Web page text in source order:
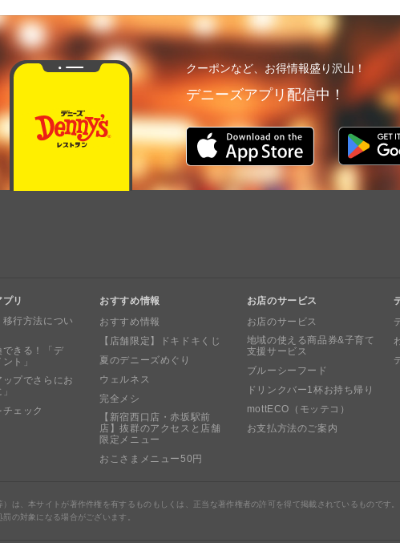
クーポンなど、お得情報盛り沢山！
デニーズアプリ配信中！
リ
移行方法につい
できる！「デ
ト」
ップでさらにお
ェック
おすすめ情報
おすすめ情報
【店舗限定】ドキドキくじ
夏のデニーズめぐり
ウェルネス
完全メシ
【新宿西口店・赤坂駅前
店】抜群のアクセスと店舗
限定メニュー
おこさまメニュー50円
お店のサービス
お店のサービス
地域の使える商品券&子育て
支援サービス
ブルーシーフード
ドリンクバー1杯お持ち帰り
mottECO（モッテコ）
お支払方法のご案内
は、本サイトが著作件権を有するものもしくは、正当な著作権者の許可を得て掲載されているものです
の対象になる場合がございます。